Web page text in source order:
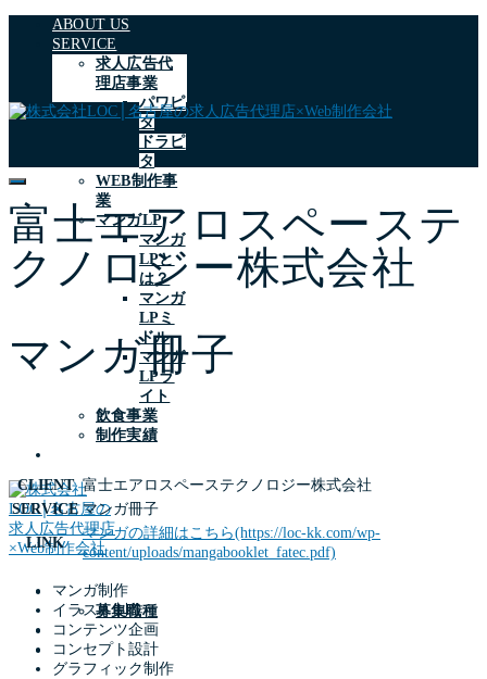
ABOUT US
SERVICE
求人広告代
理店事業
パワピ
タ
ドラピ
タ
WEB制作事
業
マンガLP
マンガ
LPと
は？
マンガ
LPミ
ドル
マンガ
LPラ
イト
飲食事業
制作実績
RECRUIT
募集職種
NEWS
CONTACT
富士エアロスペーステ
クノロジー株式会社
マンガ冊子
CLIENT 富士エアロスペーステクノロジー株式会社
SERVICE マンガ冊子
LINK
マンガの詳細はこちら(https://loc-kk.com/wp-
content/uploads/mangabooklet_fatec.pdf)
マンガ制作
イラスト制作
コンテンツ企画
コンセプト設計
グラフィック制作